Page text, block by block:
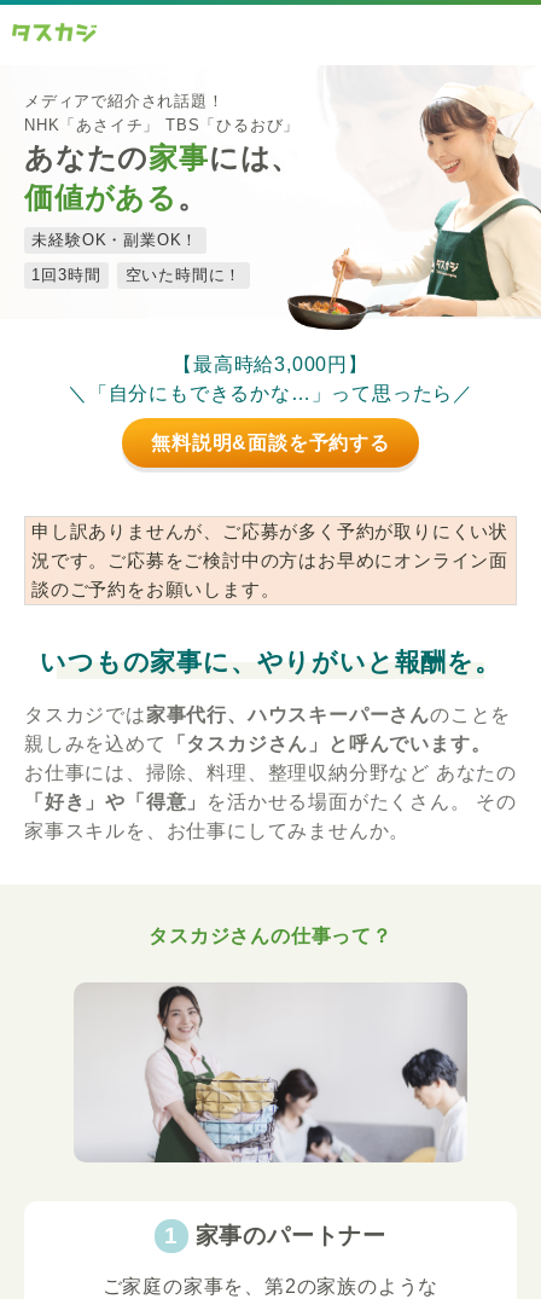
メディアで紹介され話題！
NHK「あさイチ」 TBS「ひるおび」
あなたの家事には、
価値がある 。
未経験OK・副業OK！
1回3時間
空いた時間に！
【最高時給3,000円】
＼「自分にもできるかな…」って思ったら／
無料説明&面談を予約する
申し訳ありませんが、ご応募が多く予約が取りにくい状
況です。ご応募をご検討中の方はお早めにオンライン面
談のご予約をお願いします。
いつもの家事に、やりがいと報酬を。
タスカジでは家事代行、ハウスキーパーさんのことを
親しみを込めて
「タスカジさん」と呼んでいます。
お仕事には、掃除、料理、整理収納分野など あなたの
「好き」や「得意」
を活かせる場面がたくさん。
その
家事スキルを、お仕事にしてみませんか。
タスカジさんの仕事って？
家事のパートナー
ご家庭の家事を、第2の家族のような